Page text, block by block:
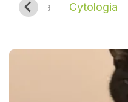
Chirurgia Cytologia